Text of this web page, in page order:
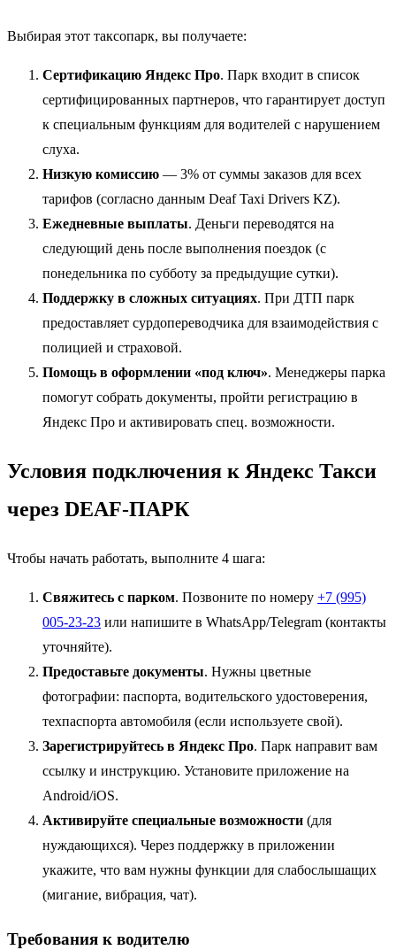
Выбирая этот таксопарк, вы получаете:
Сертификацию Яндекс Про. Парк входит в список
сертифицированных партнеров, что гарантирует доступ
к специальным функциям для водителей с нарушением
слуха.
Низкую комиссию — 3% от суммы заказов для всех
тарифов (согласно данным Deaf Taxi Drivers KZ).
Ежедневные выплаты. Деньги переводятся на
следующий день после выполнения поездок (с
понедельника по субботу за предыдущие сутки).
Поддержку в сложных ситуациях. При ДТП парк
предоставляет сурдопереводчика для взаимодействия с
полицией и страховой.
Помощь в оформлении «под ключ». Менеджеры парка
помогут собрать документы, пройти регистрацию в
Яндекс Про и активировать спец. возможности.
Условия подключения к Яндекс Такси
через DEAF-ПАРК
Чтобы начать работать, выполните 4 шага:
Свяжитесь с парком. Позвоните по номеру +7 (995)
005-23-23 или напишите в WhatsApp/Telegram (контакты
уточняйте).
Предоставьте документы. Нужны цветные
фотографии: паспорта, водительского удостоверения,
техпаспорта автомобиля (если используете свой).
Зарегистрируйтесь в Яндекс Про. Парк направит вам
ссылку и инструкцию. Установите приложение на
Android/iOS.
Активируйте специальные возможности (для
нуждающихся). Через поддержку в приложении
укажите, что вам нужны функции для слабослышащих
(мигание, вибрация, чат).
Требования к водителю